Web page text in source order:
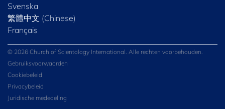
Svenska
繁體中文 (Chinese)
Français
© 2026 Church of Scientology International. Alle rechten voorbehouden.
Gebruiksvoorwaarden
Cookiebeleid
Privacybeleid
Juridische mededeling